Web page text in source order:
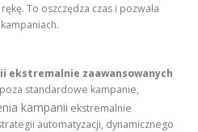
To oszczędza czas i pozwala
ekstremalnie zaawansowanych
standardowe kampanie,
kampanii ekstremalnie
automatyzacji, dynamicznego